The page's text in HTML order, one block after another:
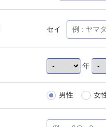
セイ
年
男性 女